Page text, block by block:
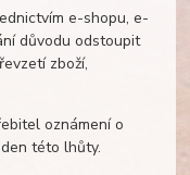
e-shopu, e-
důvodu odstoupit
zboží,
oznámení o
této lhůty.